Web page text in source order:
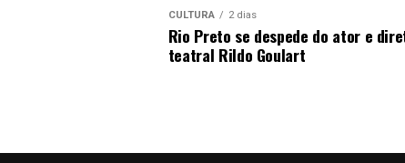
CULTURA 2 dias
Rio Preto se despede do ator e
teatral Rildo Goulart